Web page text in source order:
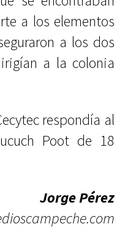
a los elementos
a los dos
a la colonia
respondía al
Poot de 18
Jorge Pérez